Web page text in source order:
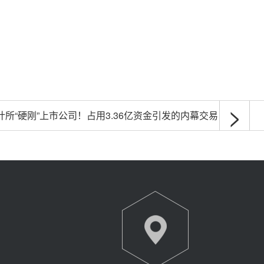
>
所“硬刚”上市公司！占用3.36亿资金引发的内幕交易